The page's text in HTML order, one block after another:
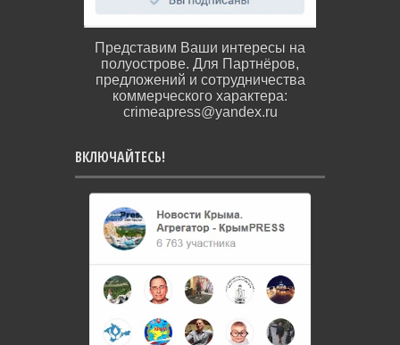
Представим Ваши интересы на
полуострове. Для Партнёров,
предложений и сотрудничества
коммерческого характера:
crimeapress@yandex.ru
ВКЛЮЧАЙТЕСЬ!